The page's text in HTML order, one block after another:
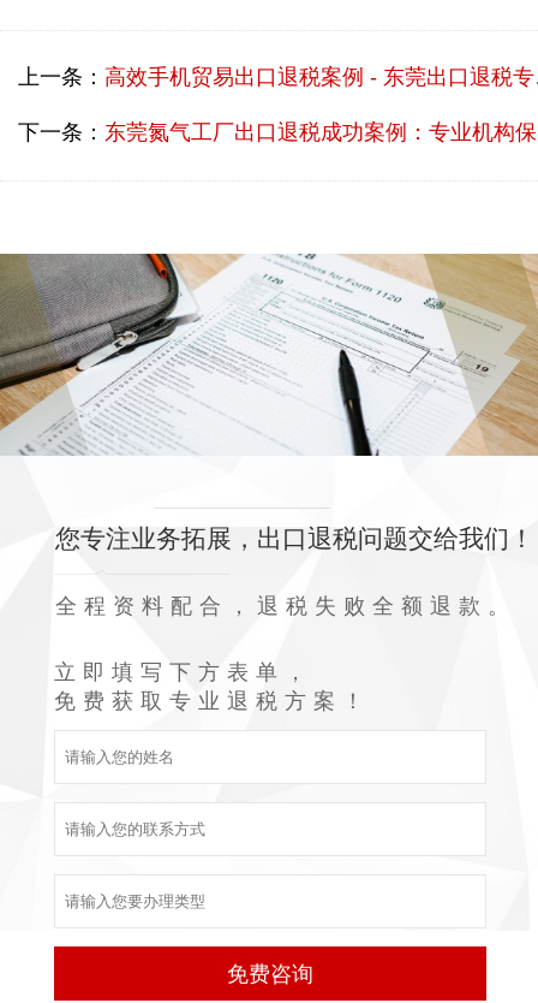
上一条： 高效手机贸易出口退税案例 - 东莞出口退税专业机构助力退税无忧
下一条： 东莞氮气工厂出口退税成功案例：专业机构保障无忧退税
您专注业务拓展，出口退税问题交给我们！
全程资料配合，退税失败全额退款。
立即填写下方表单，
免费获取专业退税方案！